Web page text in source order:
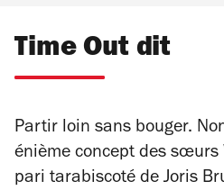
Time Out dit
Partir loin sans bouger.
énième concept des sœurs
pari tarabiscoté de Joris